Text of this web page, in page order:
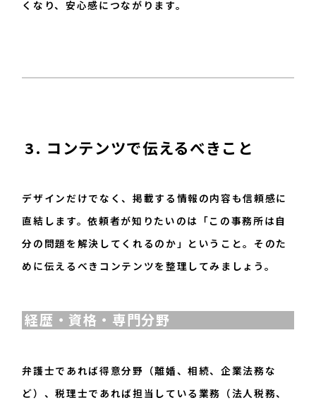
くなり、安心感につながります。
3. コンテンツで伝えるべきこと
デザインだけでなく、掲載する情報の内容も信頼感に
直結します。依頼者が知りたいのは「この事務所は自
分の問題を解決してくれるのか」ということ。そのた
めに伝えるべきコンテンツを整理してみましょう。
経歴・資格・専門分野
弁護士であれば得意分野（離婚、相続、企業法務な
ど）、税理士であれば担当している業務（法人税務、